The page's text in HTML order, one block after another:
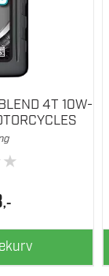
4T 10W-
★
,-